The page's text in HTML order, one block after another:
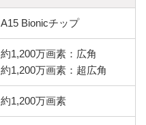
A15 Bionicチップ
約1,200万画素：広角
約1,200万画素：超広角
約1,200万画素